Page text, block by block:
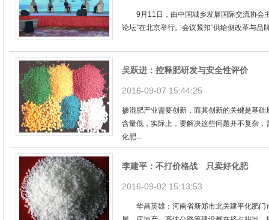
9月11日，由中国城乡发展国际交流协会
论坛”在北京举行。会议紧扣“供给侧改革与品
吴跃进：控释肥研发与安全性评价
2016-09-07 15:44:25
掺混肥产业需要创新，而其创新的关键是基
含量低，实际上，要解决这些问题并不复杂
化肥...
李建平：不打价格战 只卖好化肥
2016-09-02 15:13:53
华昌英雄：河南省新郑市北关建平化肥